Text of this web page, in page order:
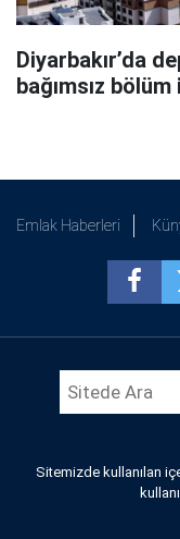
Diyarbakır’da
bağımsız
Emlak Haberleri
Sitemizde kullanılan